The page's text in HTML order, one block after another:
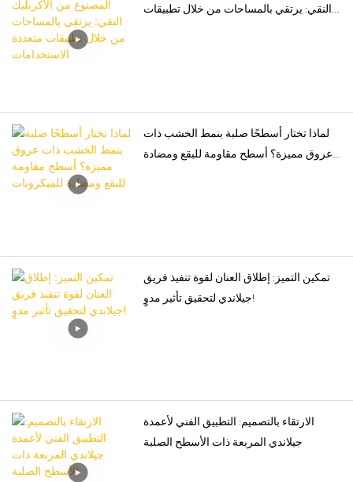
النقي: يرتقي بالمساحات من خلال تطبيقات
لماذا تختار أسطحًا صلبة بنمط الخشب ذات
عروق مميزة؟ أسطح مقاومة للبقع ومضادة
تمكين التميز: إطلاق العنان لقوة تنفيذ فريق
جيلاندي لتحقيق تأثير مدوٍ!
الارتقاء بالتصميم: التطبيق الفني لأعمدة
جيلاندي المربعة ذات الأسطح الصلبة